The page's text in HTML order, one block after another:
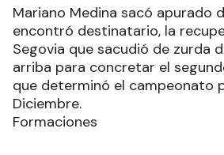
Mariano Medina sacó apurado
encontró destinatario, la
Segovia que sacudió de zurda
arriba para concretar el
que determinó el campeonato
Diciembre.
Formaciones